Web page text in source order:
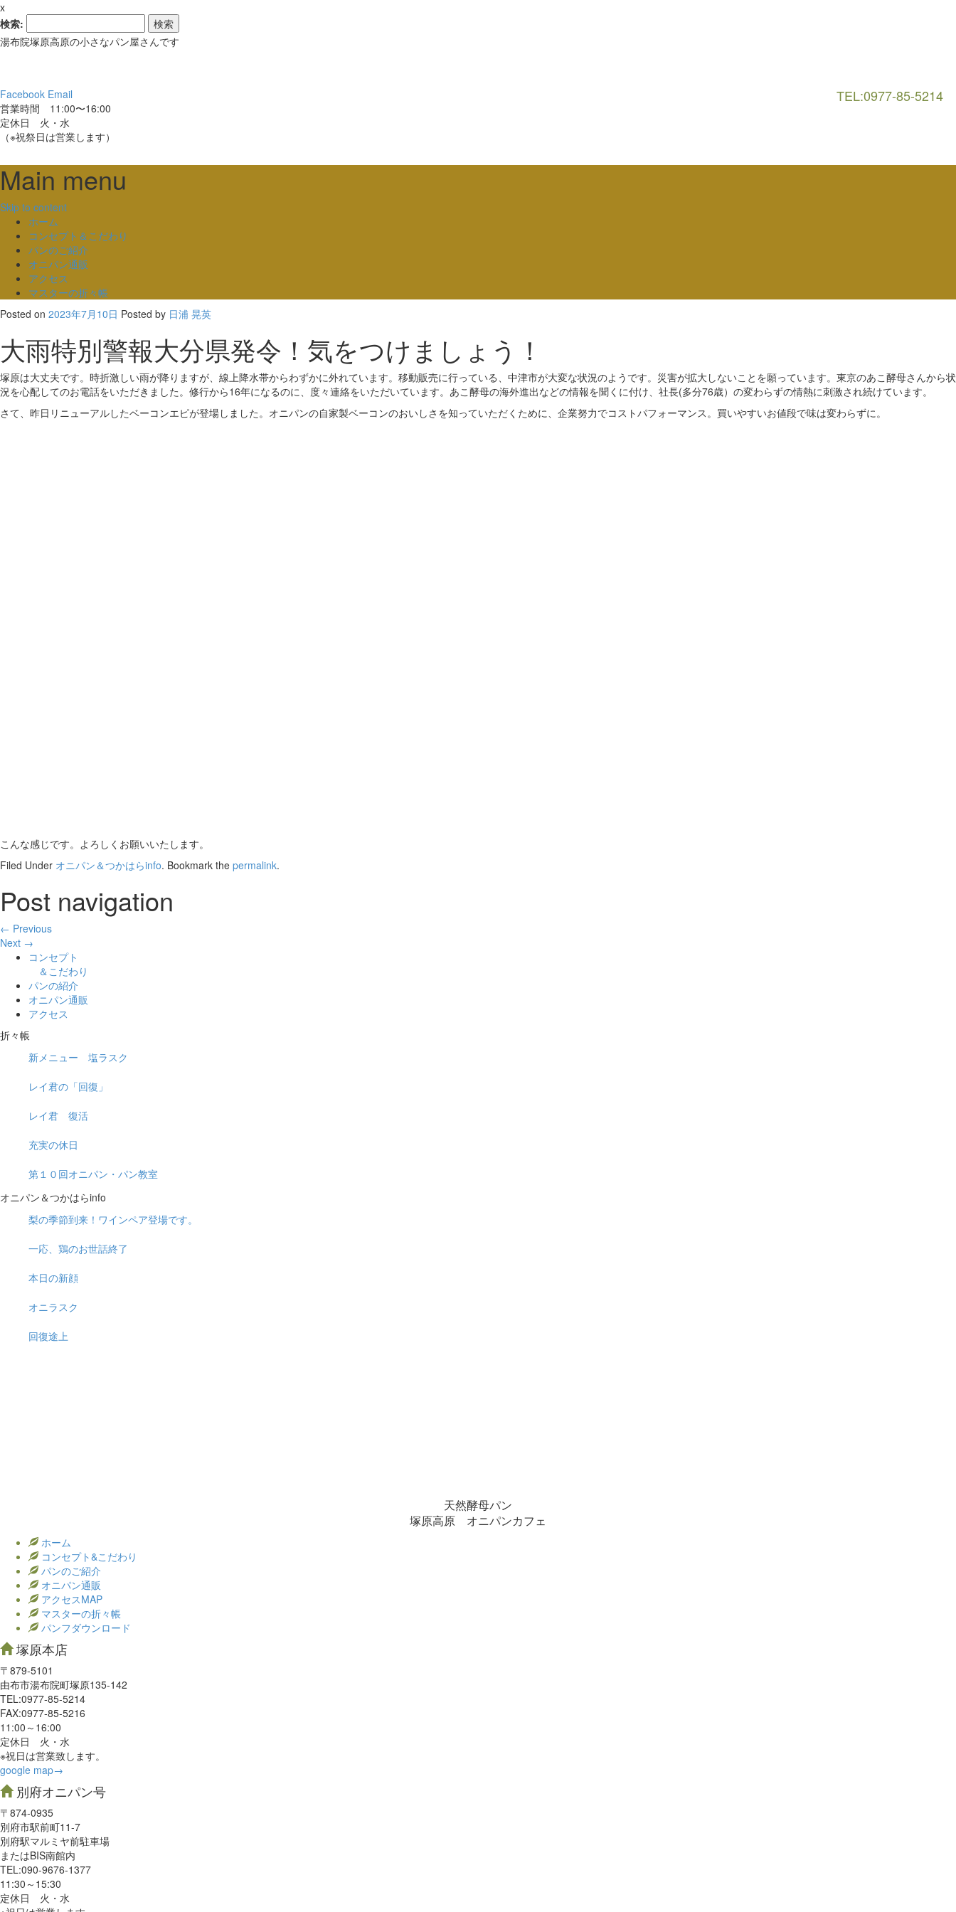
x
検索:
湯布院塚原高原の小さなパン屋さんです
TEL:0977-85-5214
Facebook Email
営業時間 11:00〜16:00
定休日 火・水
（※祝祭日は営業します）
Main menu
Skip to content
ホーム
コンセプト＆こだわり
パンのご紹介
オニパン通販
アクセス
マスターの折々帳
Posted on 2023年7月10日 Posted by 日浦 晃英
大雨特別警報大分県発令！気をつけましょう！
塚原は大丈夫です。時折激しい雨が降りますが、線上降水帯からわずかに外れています。移動販売に行っている、中津市が大変な状況のようです。災害が拡大しないことを願っています。東京のあこ酵母さんから状
況を心配してのお電話をいただきました。修行から16年になるのに、度々連絡をいただいています。あこ酵母の海外進出などの情報を聞くに付け、社長(多分76歳）の変わらずの情熱に刺激され続けています。
さて、昨日リニューアルしたベーコンエピが登場しました。オニパンの自家製ベーコンのおいしさを知っていただくために、企業努力でコストパフォーマンス。買いやすいお値段で味は変わらずに。
こんな感じです。よろしくお願いいたします。
Filed Under オニパン＆つかはらinfo. Bookmark the permalink.
Post navigation
← Previous
Next →
コンセプト
＆こだわり
パンの紹介
オニパン通販
アクセス
折々帳
新メニュー 塩ラスク
レイ君の「回復」
レイ君 復活
充実の休日
第１０回オニパン・パン教室
オニパン＆つかはらinfo
梨の季節到来！ワインペア登場です。
一応、鶏のお世話終了
本日の新顔
オニラスク
回復途上
天然酵母パン
塚原高原 オニパンカフェ
ホーム
コンセプト&こだわり
パンのご紹介
オニパン通販
アクセスMAP
マスターの折々帳
パンフダウンロード
塚原本店
〒879-5101
由布市湯布院町塚原135-142
TEL:0977‐85-5214
FAX:0977‐85-5216
11:00～16:00
定休日 火・水
※祝日は営業致します。
google map→
別府オニパン号
〒874-0935
別府市駅前町11-7
別府駅マルミヤ前駐車場
またはBIS南館内
TEL:090-9676-1377
11:30～15:30
定休日 火・水